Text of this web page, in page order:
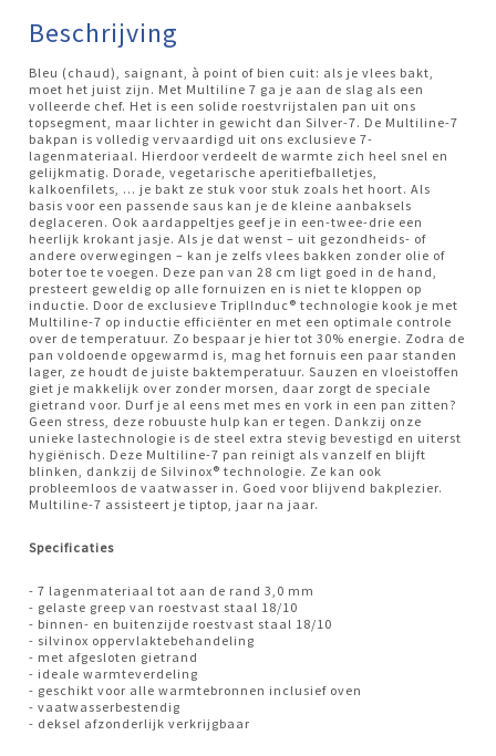
Beschrijving
Bleu (chaud), saignant, à point of bien cuit: als je vlees bakt,
moet het juist zijn. Met Multiline 7 ga je aan de slag als een
volleerde chef. Het is een solide roestvrijstalen pan uit ons
topsegment, maar lichter in gewicht dan Silver-7. De Multiline-7
bakpan is volledig vervaardigd uit ons exclusieve 7-
lagenmateriaal. Hierdoor verdeelt de warmte zich heel snel en
gelijkmatig. Dorade, vegetarische aperitiefballetjes,
kalkoenfilets, ... je bakt ze stuk voor stuk zoals het hoort. Als
basis voor een passende saus kan je de kleine aanbaksels
deglaceren. Ook aardappeltjes geef je in een-twee-drie een
heerlijk krokant jasje. Als je dat wenst – uit gezondheids- of
andere overwegingen – kan je zelfs vlees bakken zonder olie of
boter toe te voegen. Deze pan van 28 cm ligt goed in de hand,
presteert geweldig op alle fornuizen en is niet te kloppen op
inductie. Door de exclusieve TriplInduc® technologie kook je met
Multiline-7 op inductie efficiënter en met een optimale controle
over de temperatuur. Zo bespaar je hier tot 30% energie. Zodra de
pan voldoende opgewarmd is, mag het fornuis een paar standen
lager, ze houdt de juiste baktemperatuur. Sauzen en vloeistoffen
giet je makkelijk over zonder morsen, daar zorgt de speciale
gietrand voor. Durf je al eens met mes en vork in een pan zitten?
Geen stress, deze robuuste hulp kan er tegen. Dankzij onze
unieke lastechnologie is de steel extra stevig bevestigd en uiterst
hygiënisch. Deze Multiline-7 pan reinigt als vanzelf en blijft
blinken, dankzij de Silvinox® technologie. Ze kan ook
probleemloos de vaatwasser in. Goed voor blijvend bakplezier.
Multiline-7 assisteert je tiptop, jaar na jaar.
Specificaties
- 7 lagenmateriaal tot aan de rand 3,0 mm
- gelaste greep van roestvast staal 18/10
- binnen- en buitenzijde roestvast staal 18/10
- silvinox oppervlaktebehandeling
- met afgesloten gietrand
- ideale warmteverdeling
- geschikt voor alle warmtebronnen inclusief oven
- vaatwasserbestendig
- deksel afzonderlijk verkrijgbaar